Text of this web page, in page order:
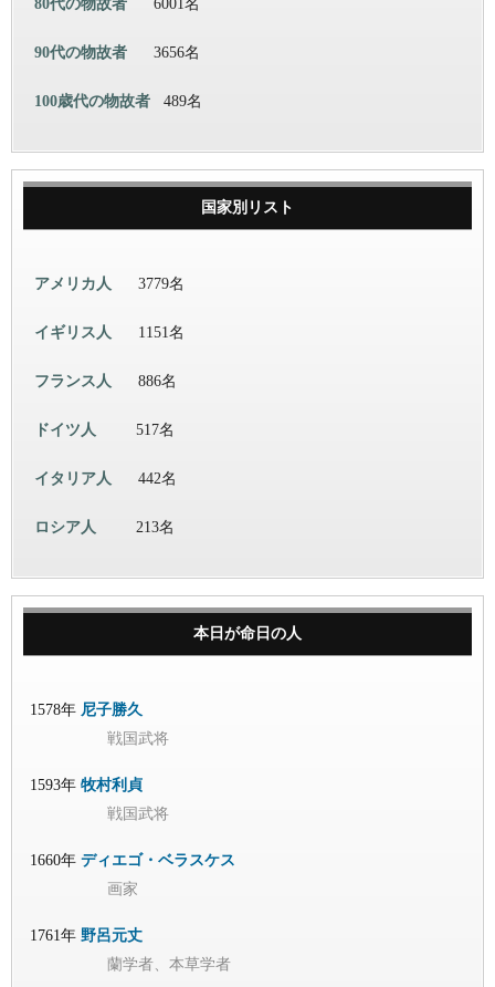
80代の物故者 6001名
90代の物故者 3656名
100歳代の物故者 489名
国家別リスト
アメリカ人 3779名
イギリス人 1151名
フランス人 886名
ドイツ人 517名
イタリア人 442名
ロシア人 213名
本日が命日の人
1578年 尼子勝久
戦国武将
1593年 牧村利貞
戦国武将
1660年 ディエゴ・ベラスケス
画家
1761年 野呂元丈
蘭学者、本草学者